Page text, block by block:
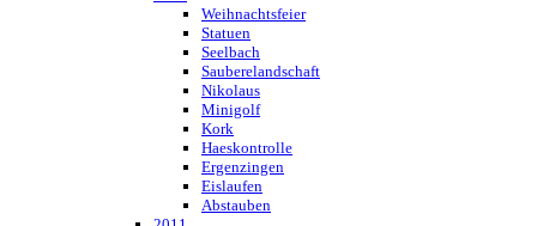
Weihnachtsfeier
Statuen
Seelbach
Sauberelandschaft
Nikolaus
Minigolf
Kork
Haeskontrolle
Ergenzingen
Eislaufen
Abstauben